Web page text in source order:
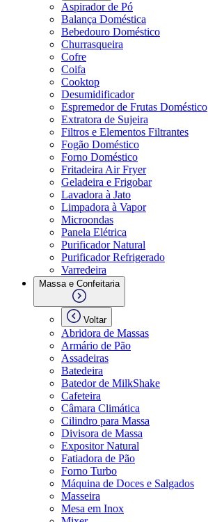
Aspirador de Pó
Balança Doméstica
Bebedouro Doméstico
Churrasqueira
Cofre
Coifa
Cooktop
Desumidificador
Espremedor de Frutas Doméstico
Extratora de Sujeira
Filtros e Elementos Filtrantes
Fogão Doméstico
Forno Doméstico
Fritadeira Air Fryer
Geladeira e Frigobar
Lavadora à Jato
Limpadora à Vapor
Microondas
Panela Elétrica
Purificador Natural
Purificador Refrigerado
Varredeira
Massa e Confeitaria
Voltar
Abridora de Massas
Armário de Pão
Assadeiras
Batedeira
Batedor de MilkShake
Cafeteira
Câmara Climática
Cilindro para Massa
Divisora de Massa
Expositor Natural
Fatiadora de Pão
Forno Turbo
Máquina de Doces e Salgados
Masseira
Mesa em Inox